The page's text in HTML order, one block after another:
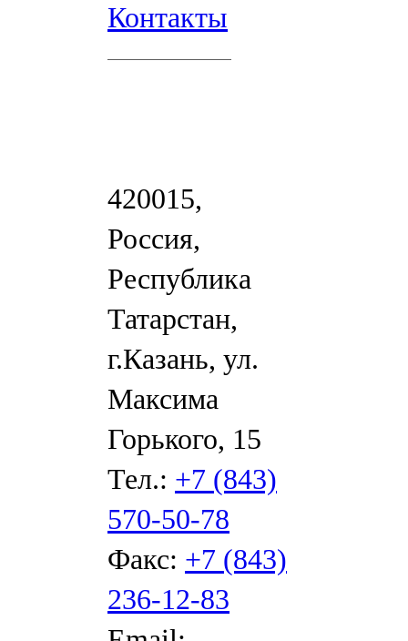
Контакты
420015,
Россия,
Республика
Татарстан,
г.Казань, ул.
Максима
Горького, 15
Тел.: +7 (843)
570-50-78
Факс: +7 (843)
236-12-83